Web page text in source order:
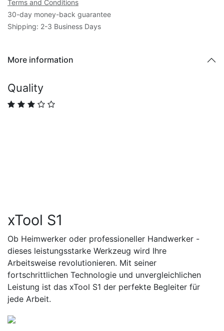
Terms and Conditions
30-day money-back guarantee
Shipping: 2-3 Business Days
More information
Quality
xTool S1
Ob Heimwerker oder professioneller Handwerker -
dieses leistungsstarke Werkzeug wird Ihre
Arbeitsweise revolutionieren. Mit seiner
fortschrittlichen Technologie und unvergleichlichen
Leistung ist das xTool S1 der perfekte Begleiter für
jede Arbeit.